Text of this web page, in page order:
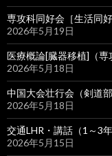
専攻科同好会［生活同
2026年5月19日
医療概論[臓器移植]（専
2026年5月18日
中国大会壮行会（剣道部
2026年5月18日
交通LHR・講話（1～3
2026年5月15日